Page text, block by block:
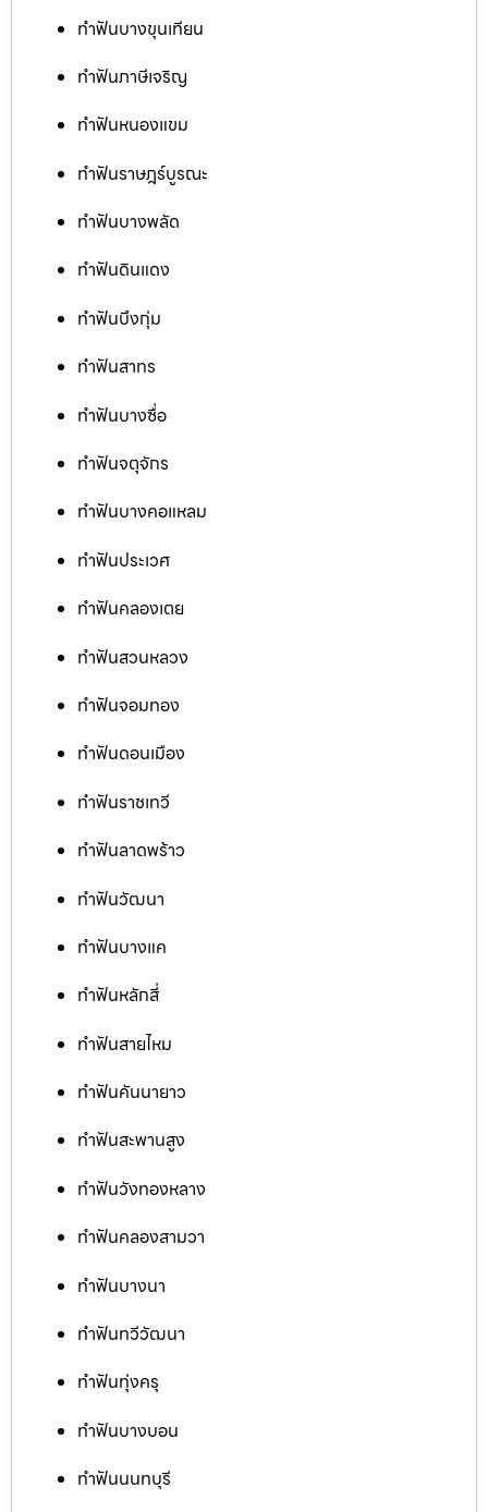
ทำฟันบางขุนเทียน
ทำฟันภาษีเจริญ
ทำฟันหนองแขม
ทำฟันราษฎร์บูรณะ
ทำฟันบางพลัด
ทำฟันดินแดง
ทำฟันบึงกุ่ม
ทำฟันสาทร
ทำฟันบางซื่อ
ทำฟันจตุจักร
ทำฟันบางคอแหลม
ทำฟันประเวศ
ทำฟันคลองเตย
ทำฟันสวนหลวง
ทำฟันจอมทอง
ทำฟันดอนเมือง
ทำฟันราชเทวี
ทำฟันลาดพร้าว
ทำฟันวัฒนา
ทำฟันบางแค
ทำฟันหลักสี่
ทำฟันสายไหม
ทำฟันคันนายาว
ทำฟันสะพานสูง
ทำฟันวังทองหลาง
ทำฟันคลองสามวา
ทำฟันบางนา
ทำฟันทวีวัฒนา
ทำฟันทุ่งครุ
ทำฟันบางบอน
ทำฟันนนทบุรี